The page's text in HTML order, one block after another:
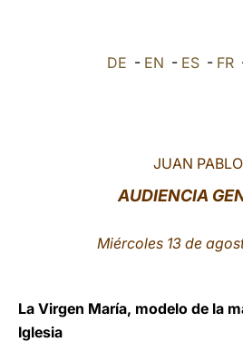
DE - EN - ES - FR
JUAN
AUDIENCIA
Miércoles 13 de
La Virgen María, modelo de la
Iglesia